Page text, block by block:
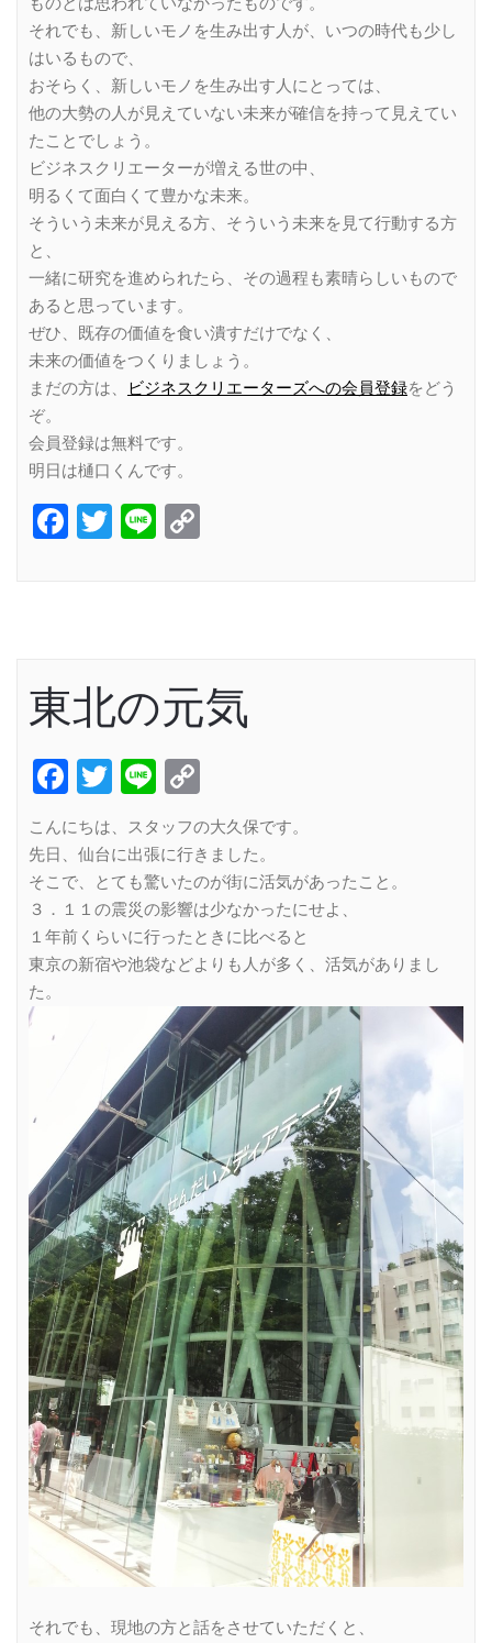
それでも、新しいモノを生み出す人が、いつの時代も少し
はいるもので、
おそらく、新しいモノを生み出す人にとっては、
他の大勢の人が見えていない未来が確信を持って見えてい
たことでしょう。
ビジネスクリエーターが増える世の中、
明るくて面白くて豊かな未来。
そういう未来が見える方、そういう未来を見て行動する方
と、
一緒に研究を進められたら、その過程も素晴らしいもので
あると思っています。
ぜひ、既存の価値を食い潰すだけでなく、
未来の価値をつくりましょう。
まだの方は、
ビジネスクリエーターズへの会員登録をどう
ぞ。
会員登録は無料です。
明日は樋口くんです。
Facebook
Twitter
Line
東北の元気
Facebook
Twitter
Line
Link
こんにちは、スタッフの大久保です。
先日、仙台に出張に行きました。
そこで、とても驚いたのが街に活気があったこと。
３．１１の震災の影響は少なかったにせよ、
１年前くらいに行ったときに比べると
東京の新宿や池袋などよりも人が多く、活気がありまし
た。
それでも、現地の方と話をさせていただくと、